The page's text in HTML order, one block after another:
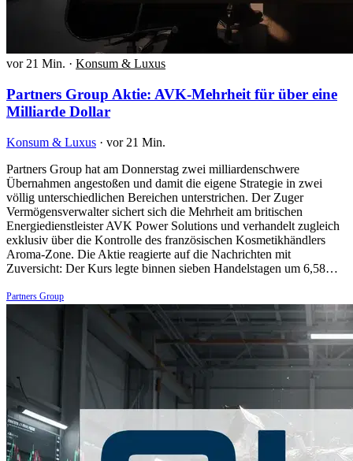
vor 21 Min. · Konsum & Luxus
Partners Group Aktie: AVK-Mehrheit für über eine
Milliarde Dollar
Konsum & Luxus · vor 21 Min.
Partners Group hat am Donnerstag zwei milliardenschwere
Übernahmen angestoßen und damit die eigene Strategie in zwei
völlig unterschiedlichen Bereichen unterstrichen. Der Zuger
Vermögensverwalter sichert sich die Mehrheit am britischen
Energiedienstleister AVK Power Solutions und verhandelt zugleich
exklusiv über die Kontrolle des französischen Kosmetikhändlers
Aroma-Zone. Die Aktie reagierte auf die Nachrichten mit
Zuversicht: Der Kurs legte binnen sieben Handelstagen um 6,58…
Partners Group